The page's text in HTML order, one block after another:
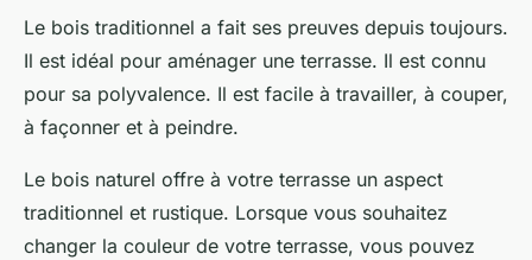
Le bois traditionnel a fait ses preuves depuis toujours.
Il est idéal pour aménager une terrasse. Il est connu
pour sa polyvalence. Il est facile à travailler, à couper,
à façonner et à peindre.
Le bois naturel offre à votre terrasse un aspect
traditionnel et rustique. Lorsque vous souhaitez
changer la couleur de votre terrasse, vous pouvez